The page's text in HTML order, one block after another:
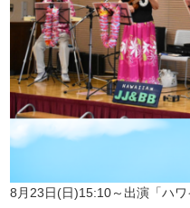
8月23日(日)15:10～出演「ハワ